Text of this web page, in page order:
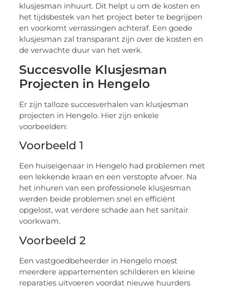
klusjesman inhuurt. Dit helpt u om de kosten en
het tijdsbestek van het project beter te begrijpen
en voorkomt verrassingen achteraf. Een goede
klusjesman zal transparant zijn over de kosten en
de verwachte duur van het werk.
Succesvolle Klusjesman
Projecten in Hengelo
Er zijn talloze succesverhalen van klusjesman
projecten in Hengelo. Hier zijn enkele
voorbeelden:
Voorbeeld 1
Een huiseigenaar in Hengelo had problemen met
een lekkende kraan en een verstopte afvoer. Na
het inhuren van een professionele klusjesman
werden beide problemen snel en efficiënt
opgelost, wat verdere schade aan het sanitair
voorkwam.
Voorbeeld 2
Een vastgoedbeheerder in Hengelo moest
meerdere appartementen schilderen en kleine
reparaties uitvoeren voordat nieuwe huurders